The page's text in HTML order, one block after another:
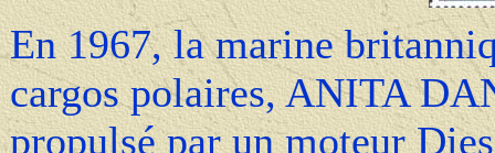
En 1967, la marine
cargos polaires, ANITA
propulsé par un moteur